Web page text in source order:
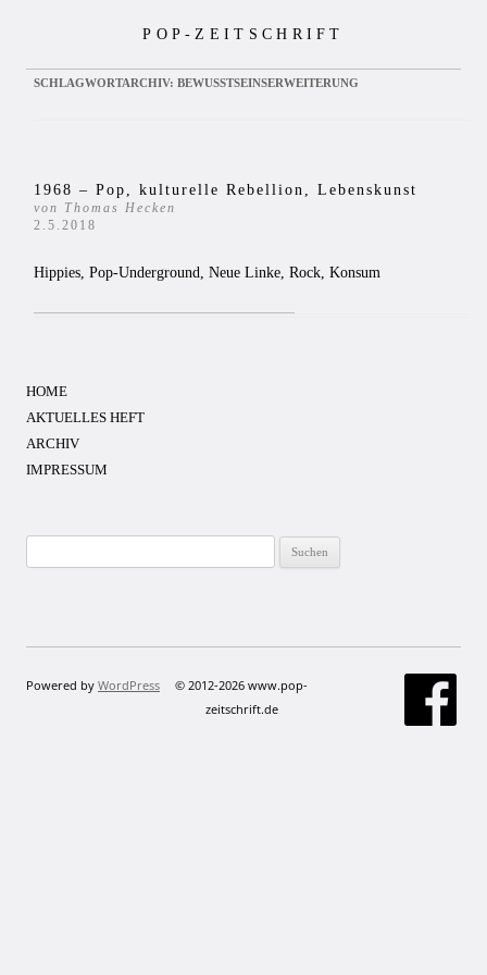
POP-ZEITSCHRIFT
SCHLAGWORTARCHIV: BEWUSSTSEINSERWEITERUNG
1968 – Pop, kulturelle Rebellion, Lebenskunst
von Thomas Hecken
2.5.2018
Hippies, Pop-Underground, Neue Linke, Rock, Konsum
HOME
AKTUELLES HEFT
ARCHIV
IMPRESSUM
nach:
Powered by WordPress
© 2012-2026 www.pop-
zeitschrift.de